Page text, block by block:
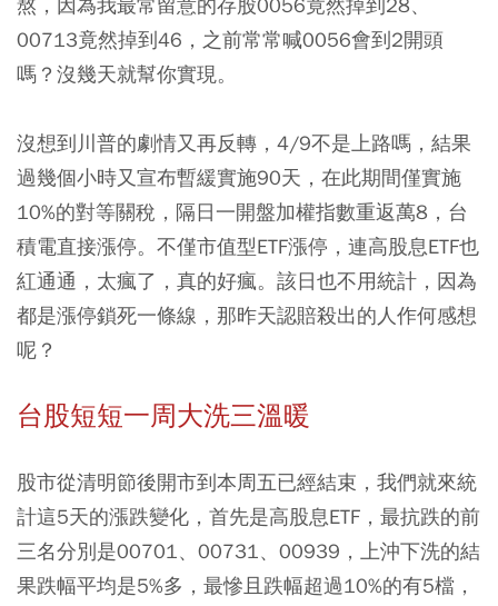
熬，因為我最常留意的存股0056竟然掉到28、
00713竟然掉到46，之前常常喊0056會到2開頭
嗎？沒幾天就幫你實現。
沒想到川普的劇情又再反轉，4/9不是上路嗎，結果
過幾個小時又宣布暫緩實施90天，在此期間僅實施
10%的對等關稅，隔日一開盤加權指數重返萬8，台
積電直接漲停。不僅市值型ETF漲停，連高股息ETF也
紅通通，太瘋了，真的好瘋。該日也不用統計，因為
都是漲停鎖死一條線，那昨天認賠殺出的人作何感想
呢？
台股短短一周大洗三溫暖
股市從清明節後開市到本周五已經結束，我們就來統
計這5天的漲跌變化，首先是高股息ETF，最抗跌的前
三名分別是00701、00731、00939，上沖下洗的結
果跌幅平均是5%多，最慘且跌幅超過10%的有5檔，